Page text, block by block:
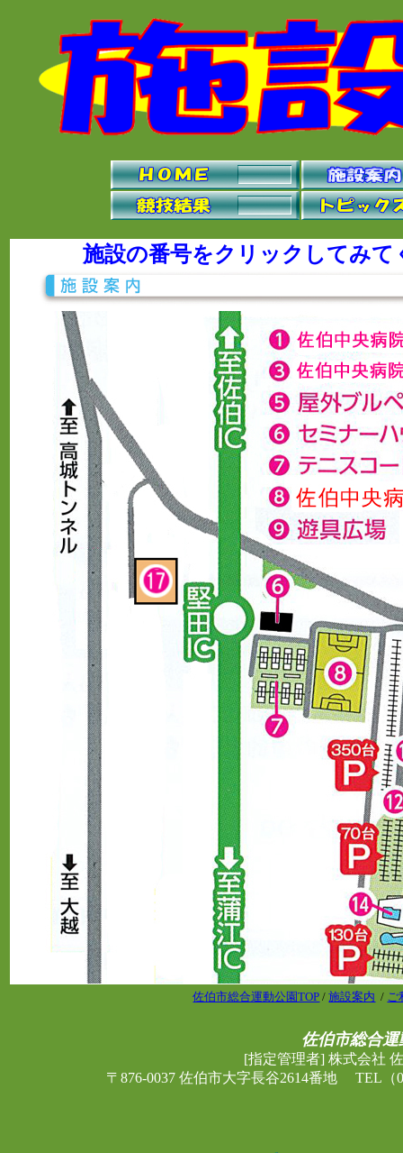
施設の番号をクリックしてみ
佐伯市総合運動公園TOP /施設案内 / ご
佐伯市総合
[指定管理者] 株式会社
〒876-0037 佐伯市大字長谷2614番地 TEL（